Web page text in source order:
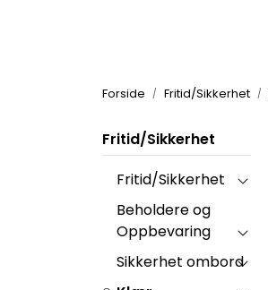
Forside Fritid/Sikkerhet
Fritid/Sikkerhet
Fritid/Sikkerhet
Beholdere og
Oppbevaring
Sikkerhet ombord